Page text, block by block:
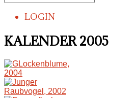
LOGIN
KALENDER 2005